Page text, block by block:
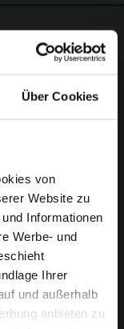
Über Cookies
von
Website zu
Informationen
Werbe- und
Ihrer
und außerhalb
anbieten zu
ICH ZU
22:00 Uhr